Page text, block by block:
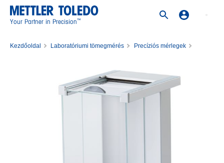
Your Partner in Precision™
Kezdőoldal Laboratóriumi tömegmérés
Precíziós mérlegek